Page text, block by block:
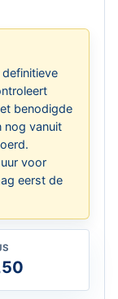
benodigde
nog vanuit
voor
eerst de